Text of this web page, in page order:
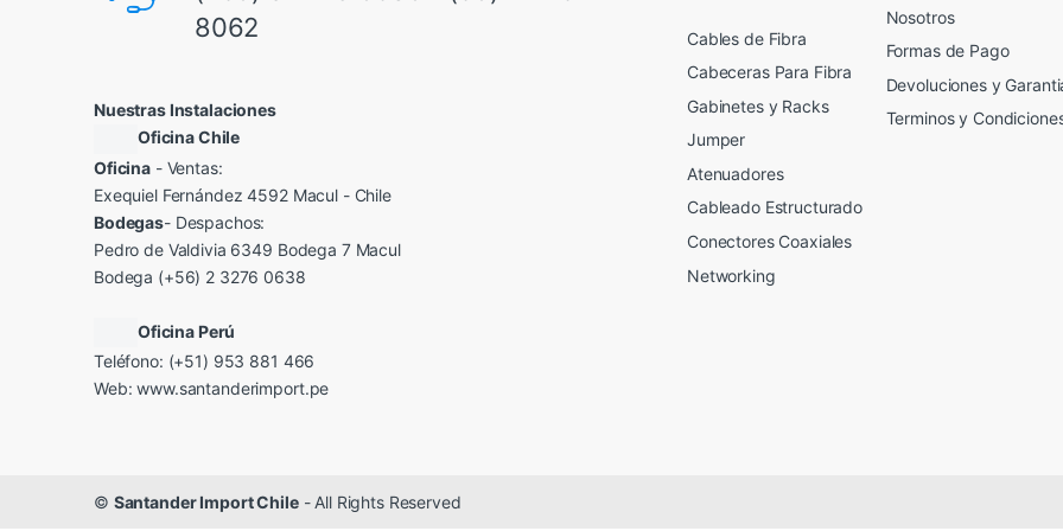
8062
Nuestras Instalaciones
Oficina Chile
Oficina - Ventas:
Exequiel Fernández 4592 Macul - Chile
Bodegas- Despachos:
Pedro de Valdivia 6349 Bodega 7 Macul
Bodega (+56) 2 3276 0638
Oficina Perú
Teléfono: (+51) 953 881 466
Web:www.santanderimport.pe
Cables de Fibra
Cabeceras Para Fibra
Gabinetes y Racks
Jumper
Atenuadores
Cableado Estructurado
Conectores Coaxiales
Networking
Nosotros
Formas de Pago
Devoluciones y
Terminos y
© Santander Import Chile- All Rights Reserved